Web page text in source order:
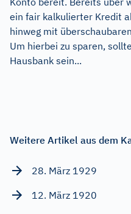
ein fair kalkulierter Kredit
hinweg mit
Um hierbei zu sparen,
Hausbank sein...
Weitere Artikel aus dem
28. März 1929
12. März 1920